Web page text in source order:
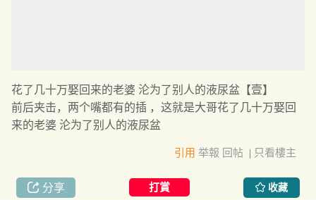
花了几十万娶回来的老婆 沦为了别人的液尿盆【壹】
前后夹击，两个嘴都有的插 ，这就是大哥花了几十万娶回
来的老婆 沦为了别人的液尿盆
引用 举報 回帖 | 只看樓主
分享 打賞 收藏